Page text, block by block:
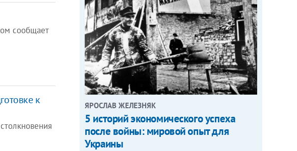
сообщает
к
ЯРОСЛАВ ЖЕЛЕЗНЯК
5 историй экономического успеха
после войны: мировой опыт для
Украины